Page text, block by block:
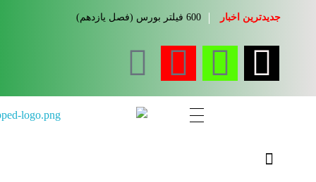
جدیدترین اخبار 600 فیلتر بورس (فصل یازدهم)